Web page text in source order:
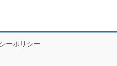
ーポリシー